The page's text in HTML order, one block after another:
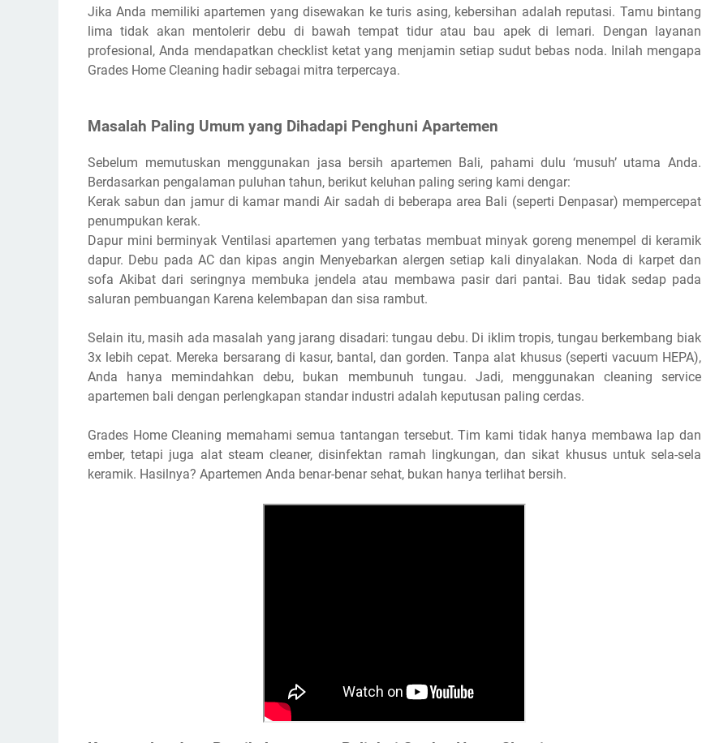
Jika Anda memiliki apartemen yang disewakan ke turis asing, kebersihan adalah reputasi. Tamu bintang
lima tidak akan mentolerir debu di bawah tempat tidur atau bau apek di lemari. Dengan layanan
profesional, Anda mendapatkan checklist ketat yang menjamin setiap sudut bebas noda. Inilah mengapa
Grades Home Cleaning hadir sebagai mitra terpercaya.
Masalah Paling Umum yang Dihadapi Penghuni Apartemen
Sebelum memutuskan menggunakan jasa bersih apartemen Bali, pahami dulu ‘musuh’ utama Anda.
Berdasarkan pengalaman puluhan tahun, berikut keluhan paling sering kami dengar:
Kerak sabun dan jamur di kamar mandi Air sadah di beberapa area Bali (seperti Denpasar) mempercepat
penumpukan kerak.
Dapur mini berminyak Ventilasi apartemen yang terbatas membuat minyak goreng menempel di keramik
dapur. Debu pada AC dan kipas angin Menyebarkan alergen setiap kali dinyalakan. Noda di karpet dan
sofa Akibat dari seringnya membuka jendela atau membawa pasir dari pantai. Bau tidak sedap pada
saluran pembuangan Karena kelembapan dan sisa rambut.
Selain itu, masih ada masalah yang jarang disadari: tungau debu. Di iklim tropis, tungau berkembang biak
3x lebih cepat. Mereka bersarang di kasur, bantal, dan gorden. Tanpa alat khusus (seperti vacuum HEPA),
Anda hanya memindahkan debu, bukan membunuh tungau. Jadi, menggunakan cleaning service
apartemen bali dengan perlengkapan standar industri adalah keputusan paling cerdas.
Grades Home Cleaning memahami semua tantangan tersebut. Tim kami tidak hanya membawa lap dan
ember, tetapi juga alat steam cleaner, disinfektan ramah lingkungan, dan sikat khusus untuk sela-sela
keramik. Hasilnya? Apartemen Anda benar-benar sehat, bukan hanya terlihat bersih.